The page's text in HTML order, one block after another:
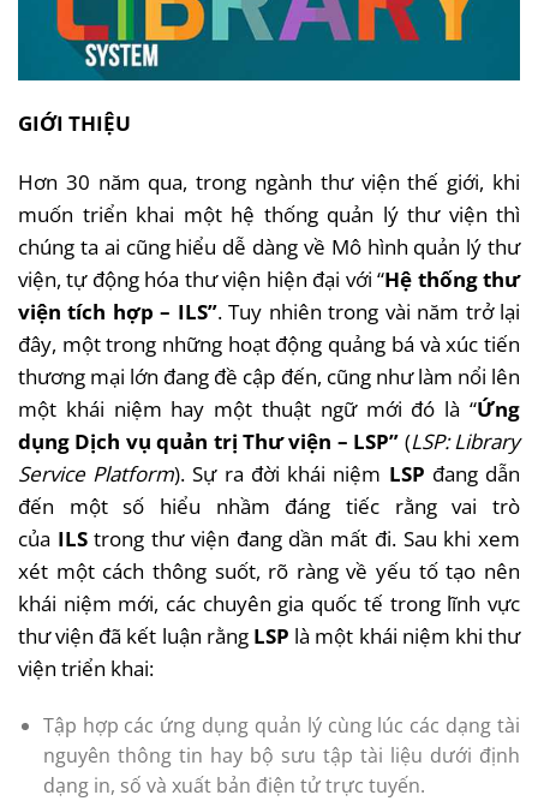
GIỚI THIỆU
Hơn 30 năm qua, trong ngành thư viện thế giới, khi
muốn triển khai một hệ thống quản lý thư viện thì
chúng ta ai cũng hiểu dễ dàng về Mô hình quản lý thư
viện, tự động hóa thư viện hiện đại với “Hệ thống thư
viện tích hợp – ILS”. Tuy nhiên trong vài năm trở lại
đây, một trong những hoạt động quảng bá và xúc tiến
thương mại lớn đang đề cập đến, cũng như làm nổi lên
một khái niệm hay một thuật ngữ mới đó là “Ứng
dụng Dịch vụ quản trị Thư viện – LSP” (LSP: Library
Service Platform). Sự ra đời khái niệm LSP đang dẫn
đến một số hiểu nhầm đáng tiếc rằng vai trò
của ILStrong thư viện đang dần mất đi. Sau khi xem
xét một cách thông suốt, rõ ràng về yếu tố tạo nên
khái niệm mới, các chuyên gia quốc tế trong lĩnh vực
thư viện đã kết luận rằng LSP là một khái niệm khi thư
viện triển khai:
Tập hợp các ứng dụng quản lý cùng lúc các dạng tài
nguyên thông tin hay bộ sưu tập tài liệu dưới định
dạng in, số và xuất bản điện tử trực tuyến.